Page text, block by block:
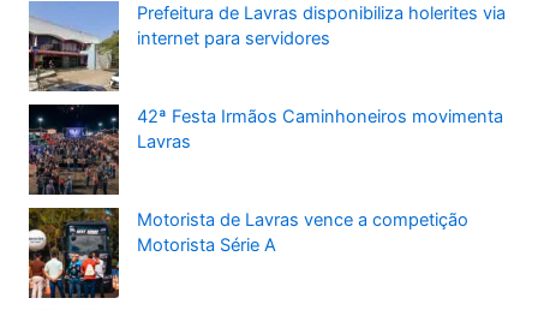
Prefeitura de Lavras disponibiliza holerites via
internet para servidores
42ª Festa Irmãos Caminhoneiros movimenta
Lavras
Motorista de Lavras vence a competição
Motorista Série A